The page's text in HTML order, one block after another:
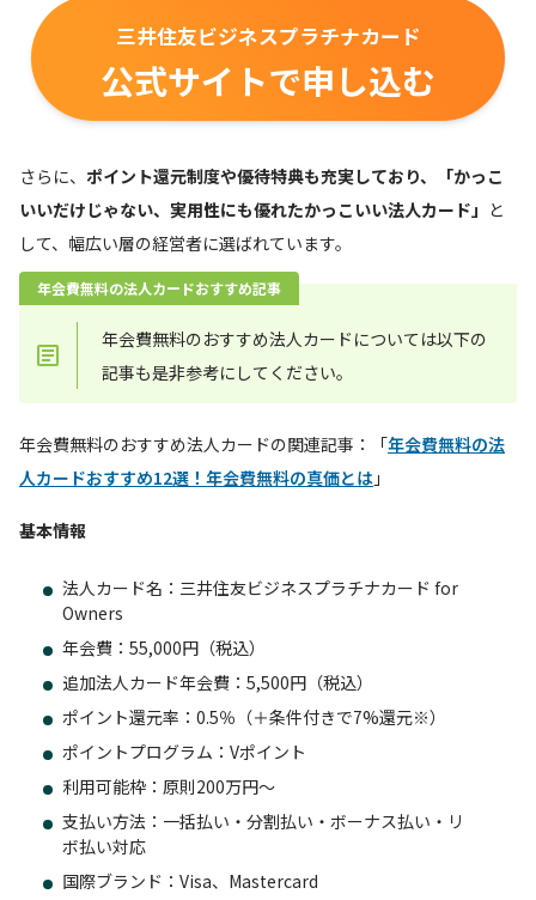
三井住友ビジネスプラチナカード
公式サイトで申し込む
さらに、 ポイント還元制度や優待特典も充実しており、「かっこ
いいだけじゃない、実用性にも優れたかっこいい法人カード」 と
して、幅広い層の経営者に選ばれています。
年会費無料の法人カードおすすめ記事
年会費無料のおすすめ法人カードについては以下の
記事も是非参考にしてください。
年会費無料のおすすめ法人カードの関連記事：「年会費無料の法
人カードおすすめ12選！年会費無料の真価とは 」
基本情報
法人カード名：三井住友ビジネスプラチナカード for
Owners
年会費：55,000円（税込）
追加法人カード年会費：5,500円（税込）
ポイント還元率：0.5％（＋条件付きで7%還元※）
ポイントプログラム：Vポイント
利用可能枠：原則200万円～
支払い方法：一括払い・分割払い・ボーナス払い・リ
ボ払い対応
国際ブランド：Visa、Mastercard